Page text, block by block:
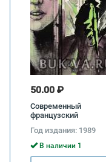
50.00 ₽
Современный
французский
Год издания: 1989
В наличии 1